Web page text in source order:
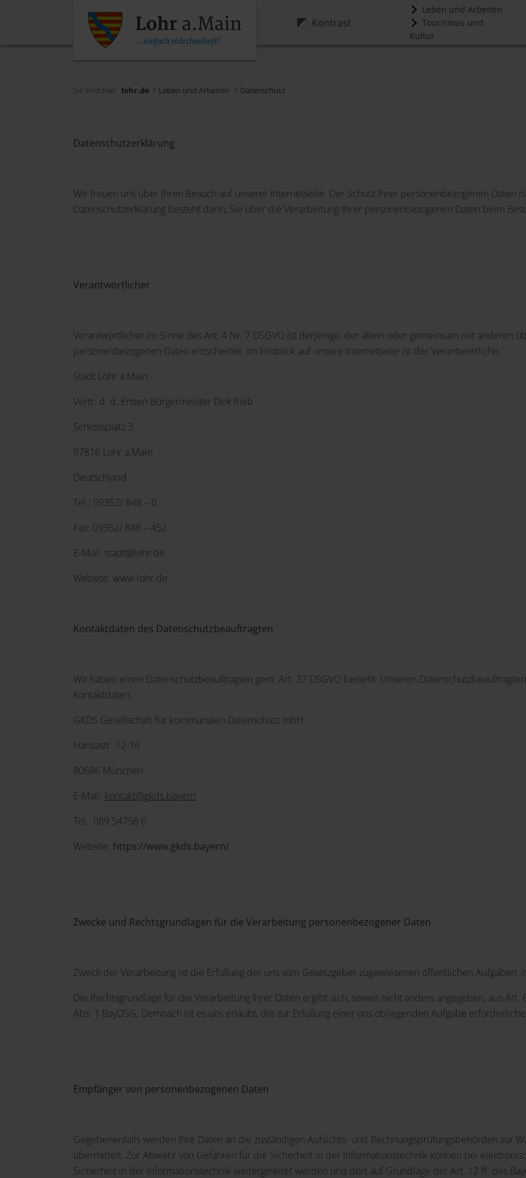
Kontrast
Leben und Arbeiten
Tourismus und
Kultur
Sie sind hier: lohr.de > Leben und Arbeiten > Datenschutz
Datenschutzerklärung
Wir freuen uns über Ihren Besuch auf unserer Internetseite. Der Schutz Ihrer personenbezogenen Daten
Datenschutzerklärung besteht darin, Sie über die Verarbeitung Ihrer personenbezogenen Daten beim
Verantwortlicher
Verantwortlicher im Sinne des Art. 4 Nr. 7 DSGVO ist derjenige, der allein oder gemeinsam mit anderen
personenbezogenen Daten entscheidet. Im Hinblick auf unsere Internetseite ist der Verantwortliche:
Stadt Lohr a.Main
Vertr. d. d. Ersten Bürgermeister Dirk Rieb
Schlossplatz 3
97816 Lohr a.Main
Deutschland
Tel.: 09352/ 848 – 0
Fax: 09352/ 848 – 452
E-Mail: stadt@lohr.de
Website: www.lohr.de
Kontaktdaten des Datenschutzbeauftragten
Wir haben einen Datenschutzbeauftragten gem. Art. 37 DSGVO bestellt. Unseren
Kontaktdaten:
GKDS Gesellschaft für kommunalen Datenschutz mbH
Hansastr. 12-16
80686 München
E-Mail: kontakt@gkds.bayern
Tel.: 089 54758 0
Website: https://www.gkds.bayern/
Zwecke und Rechtsgrundlagen für die Verarbeitung personenbezogener Daten
Zweck der Verarbeitung ist die Erfüllung der uns vom Gesetzgeber zugewiesenen öffentlichen
Die Rechtsgrundlage für die Verarbeitung Ihrer Daten ergibt sich, soweit nicht anders angegeben, aus
Abs. 1 BayDSG. Demnach ist es uns erlaubt, die zur Erfüllung einer uns obliegenden Aufgabe
Empfänger von personenbezogenen Daten
Gegebenenfalls werden Ihre Daten an die zuständigen Aufsichts- und Rechnungsprüfungsbehörden zur
übermittelt. Zur Abwehr von Gefahren für die Sicherheit in der Informationstechnik können bei
Sicherheit in der Informationstechnik weitergeleitet werden und dort auf Grundlage der Art. 12 ff. des